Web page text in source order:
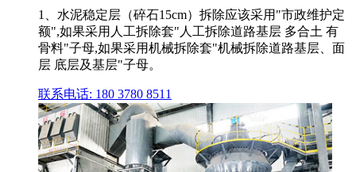
1、水泥稳定层（碎石15cm）拆除应该采用"市政维护定
额",如果采用人工拆除套"人工拆除道路基层 多合土 有
骨料"子母,如果采用机械拆除套"机械拆除道路基层、面
层 底层及基层"子母。
联系电话: 180 3780 8511